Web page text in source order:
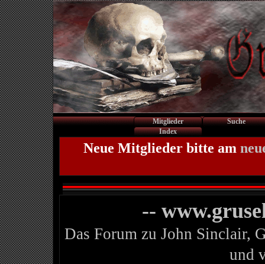
Mitglieder
Suche
Index
Neue Mitglieder bitte am
--
Das Forum zu John Sinclair,
und